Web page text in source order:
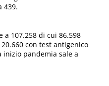
439.
107.258 di cui 86.598
con test antigenico
pandemia sale a